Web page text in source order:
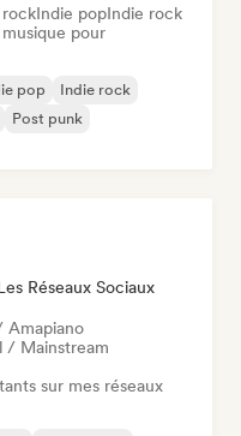
rockIndie popIndie rock
pour
pop
Indie rock
Post punk
Réseaux Sociaux
Amapiano
/ Mainstream
sur mes réseaux